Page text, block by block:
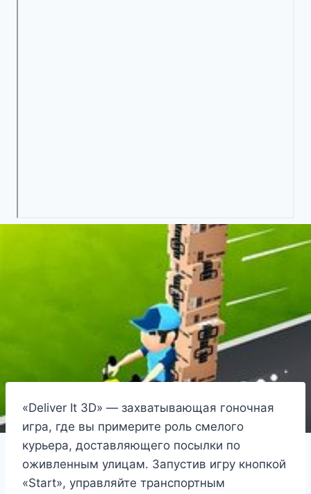
«Deliver It 3D» — захватывающая гоночная
игра, где вы примерите роль смелого
курьера, доставляющего посылки по
оживленным улицам. Запустив игру кнопкой
«Start», управляйте транспортным